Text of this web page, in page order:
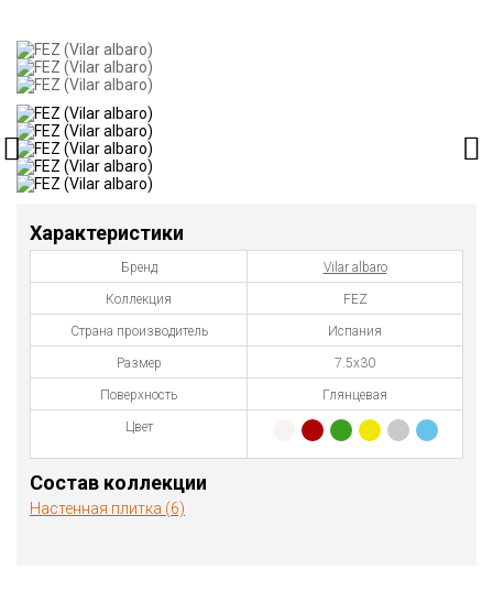
Характеристики
Бренд Vilar albaro
Коллекция FEZ
Страна производитель Испания
Размер 7.5x30
Поверхность Глянцевая
Цвет
Состав коллекции
Настенная плитка (6)